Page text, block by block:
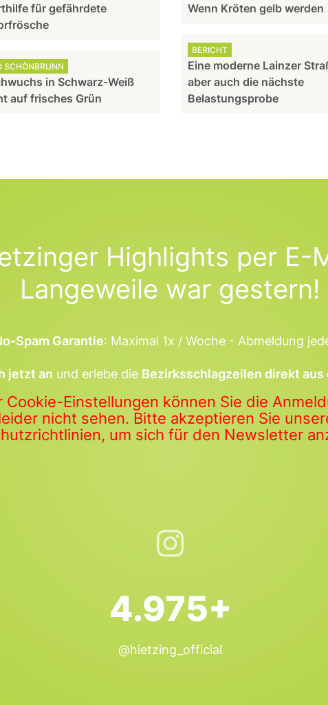
für gefährdete
SCHÖNBRUNN
in Schwarz-Weiß
auf frisches Grün
Wenn Kröten gelb werden
BERICHT
Eine moderne Lainzer
aber auch die nächste
Belastungsprobe
Highlights per E-
Langeweile war gestern!
Spam Garantie: Maximal 1x / Woche - Abmeldung
jetzt an und erlebe die Bezirksschlagzeilen direkt aus
Cookie-Einstellungen können Sie die
nicht sehen. Bitte akzeptieren Sie
um sich für den Newsletter
4.975+
@hietzing_official